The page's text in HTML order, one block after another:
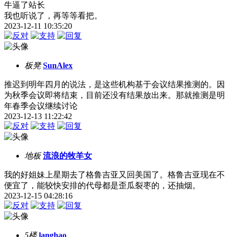
牛逼了站长
我也听说了，再等等看把。
2023-12-11 10:35:20
板凳 SunAlex
推迟到明年四月的说法，是这些机构基于会议结果推测的。因
为秋季会议即将结束，目前还没有结果放出来。那就推测是明
年春季会议继续讨论
2023-12-13 11:22:42
地板 流浪的牧羊女
我的好姐妹上星期去了格鲁吉亚又回美国了。格鲁吉亚现在不
便宜了，能较快安排的代母都是歪瓜裂枣的，还抽烟。
2023-12-15 04:28:16